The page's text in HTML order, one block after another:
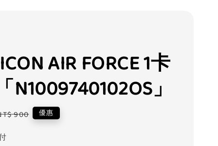
AIR FORCE 1卡
N1009740102OS」
900 優惠